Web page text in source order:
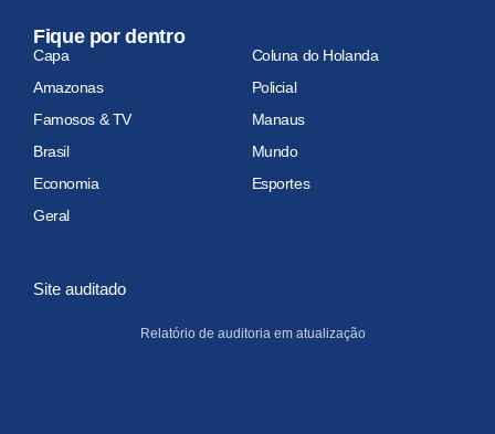
Fique por dentro
Capa
Coluna do Holanda
Amazonas
Policial
Famosos & TV
Manaus
Brasil
Mundo
Economia
Esportes
Geral
Site auditado
Relatório de auditoria em atualização